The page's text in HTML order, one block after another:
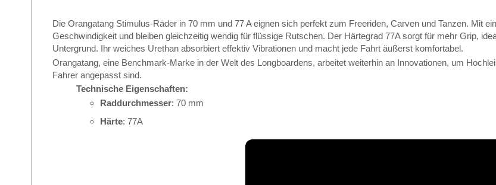
Die Orangatang Stimulus-Räder in 70 mm und 77 A eignen sich perfekt zum Freeriden, Carven und Tanzen. Mit
Geschwindigkeit und bleiben gleichzeitig wendig für flüssige Rutschen. Der Härtegrad 77A sorgt für mehr Grip,
Untergrund. Ihr weiches Urethan absorbiert effektiv Vibrationen und macht jede Fahrt äußerst komfortabel.
Orangatang, eine Benchmark-Marke in der Welt des Longboardens, arbeitet weiterhin an Innovationen, um
Fahrer angepasst sind.
Technische Eigenschaften:
Raddurchmesser: 70 mm
Härte: 77A